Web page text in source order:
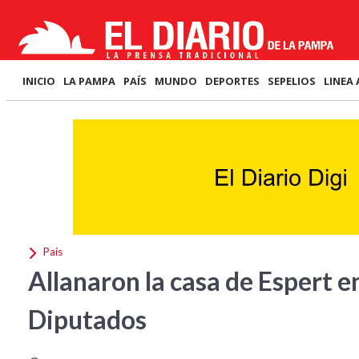
INICIO LA PAMPA PAÍS MUNDO DEPORTES SEPELIOS LINEA
País
Allanaron la casa de Espert
Diputados